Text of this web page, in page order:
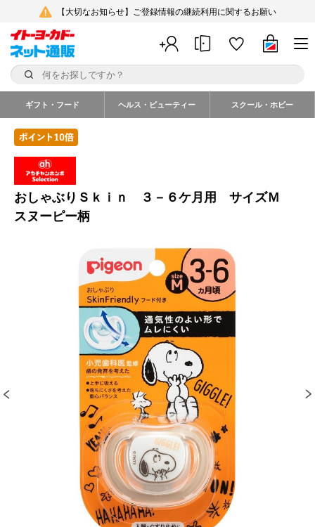
【大切なお知らせ】ご登録情報の継続利用に関するお願い
ギフト・フード ヘルス・ビューティー スクール・ホビー
おしゃぶりＳｋｉｎ ３－６ケ月用 サイズＭ
スヌーピー柄